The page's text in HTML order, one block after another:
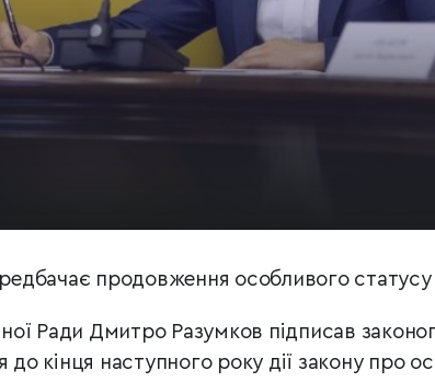
продовження особливого статусу
Ради Дмитро Разумков підписав
кінця наступного року дії закону про